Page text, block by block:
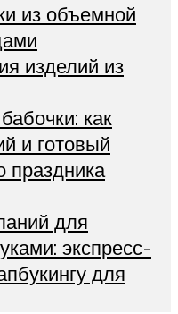
из объемной
изделий из
как
и готовый
праздника
для
экспресс-
для